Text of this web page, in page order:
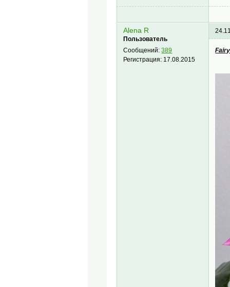
Alena R
Пользователь
Сообщений:389
Регистрация: 17.08.2015